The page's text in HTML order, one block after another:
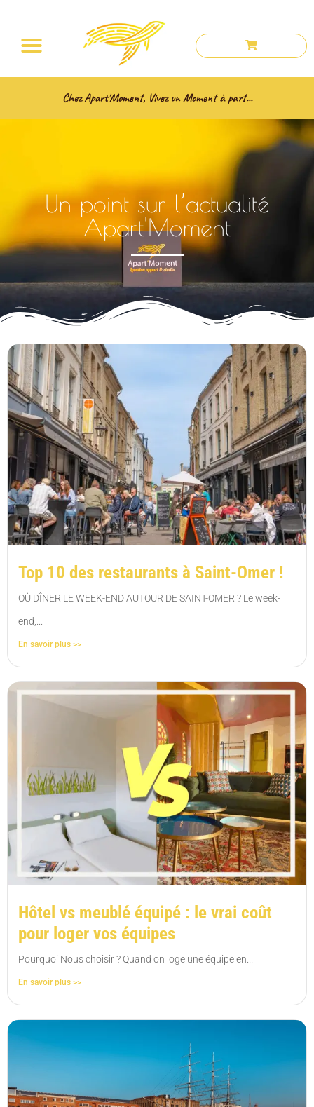
Chez Apart'Moment, Vivez un Moment à part...
Un point sur l’actualité
Apart'Moment
Top 10 des restaurants à Saint-Omer !
OÙ DÎNER LE WEEK-END AUTOUR DE SAINT-OMER ? Le week-
end,...
En savoir plus >>
Hôtel vs meublé équipé : le vrai coût
pour loger vos équipes
Pourquoi Nous choisir ? Quand on loge une équipe en...
En savoir plus >>